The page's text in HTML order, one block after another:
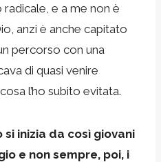
e a me non è
anzi è anche capitato
percorso con una
di quasi venire
l’ho subito evitata.
inizia da così giovani
e non sempre, poi, i